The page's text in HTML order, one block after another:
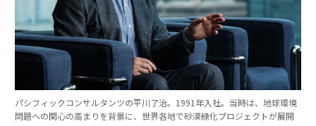
パシフィックコンサルタンツの平川了治。1991年入社。当時は、地球環境
問題への関心の高まりを背景に、世界各地で砂漠緑化プロジェクトが展開